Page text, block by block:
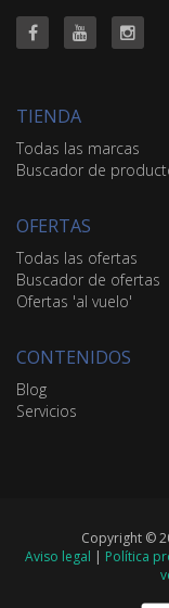
TIENDA
Todas las marcas
Buscador de
OFERTAS
Todas las ofertas
Buscador de ofertas
Ofertas 'al vuelo'
CONTENIDOS
Blog
Servicios
Copyright ©
Aviso legal | Política